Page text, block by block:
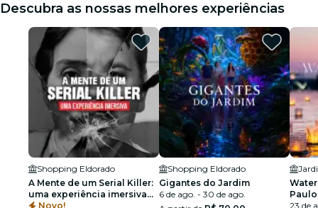
Descubra as nossas melhores experiências
Shopping Eldorado
A Mente de um Serial Killer:
uma experiência imersiva
em São Paulo
Novo!
Shopping Eldorado
Gigantes do Jardim
6 de ago. - 30 de ago.
23 de